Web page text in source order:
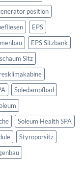
position
EPS
EPS Sitzbank
Sitz
Soledampfbad
Soleum Health SPA
Styroporsitz